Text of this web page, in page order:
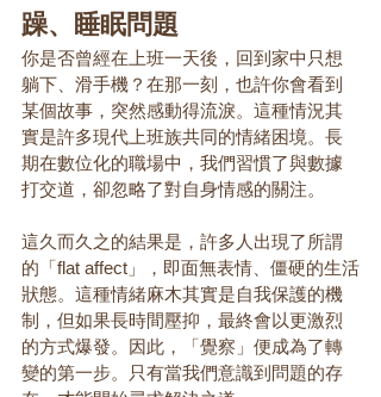
躁、睡眠問題
你是否曾經在上班一天後，回到家中只想
躺下、滑手機？在那一刻，也許你會看到
某個故事，突然感動得流淚。這種情況其
實是許多現代上班族共同的情緒困境。長
期在數位化的職場中，我們習慣了與數據
打交道，卻忽略了對自身情感的關注。
這久而久之的結果是，許多人出現了所謂
的「flat affect」，即面無表情、僵硬的生活
狀態。這種情緒麻木其實是自我保護的機
制，但如果長時間壓抑，最終會以更激烈
的方式爆發。因此，「覺察」便成為了轉
變的第一步。只有當我們意識到問題的存